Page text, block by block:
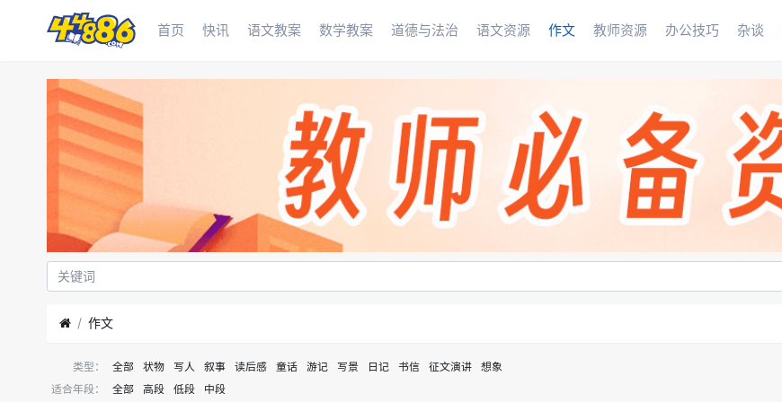
首页 快讯 语文教案 数学教案 道德与法治 语文资源 作文 教师资源 办公技巧 杂谈
作文
类型： 全部 状物 写人 叙事 读后感 童话 游记 写景 日记 书信 征文演讲
想象
适合年段：
全部 高段 低段 中段